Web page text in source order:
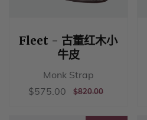
Fleet - 古董红木小
牛皮
Monk Strap
销
$575.00 $575.00
正
$820.00$820.00